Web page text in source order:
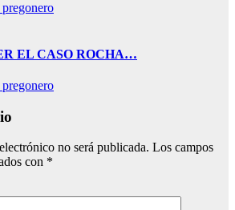
EL CASO ROCHA…
no será publicada. Los campos
con *